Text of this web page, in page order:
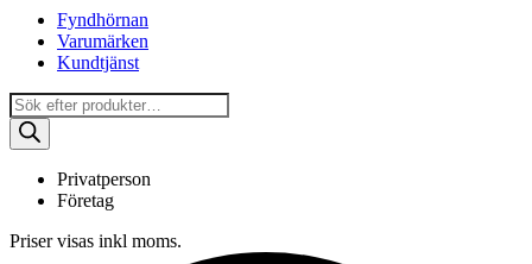
Fyndhörnan
Varumärken
Kundtjänst
Produktsökning
Privatperson
Företag
Priser visas inkl moms.